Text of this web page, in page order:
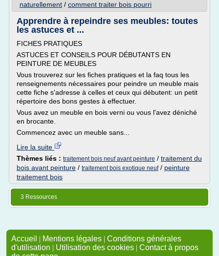
naturellement / comment traiter bois pourri
Apprendre à repeindre ses meubles: toutes
les astuces et ...
FICHES PRATIQUES
ASTUCES ET CONSEILS POUR DÉBUTANTS EN
PEINTURE DE MEUBLES
Vous trouverez sur les fiches pratiques et la faq tous les
renseignements nécessaires pour peindre un meuble mais
cette fiche s'adresse à celles et ceux qui débutent: un petit
répertoire des bons gestes à effectuer.
Vous avez un meuble en bois verni ou vous l'avez déniché
en brocante.
Commencez avec un meuble sans...
Lire la suite
Thèmes liés : traitement bois neuf avant peinture / traitement du
bois avant peinture / traitement bois exotique neuf/ peinture
traitement bois
3 Ressources
Accueil | Mentions légales | Conditions générales
d'utilisation | Utilisation des cookies | Contact à propos